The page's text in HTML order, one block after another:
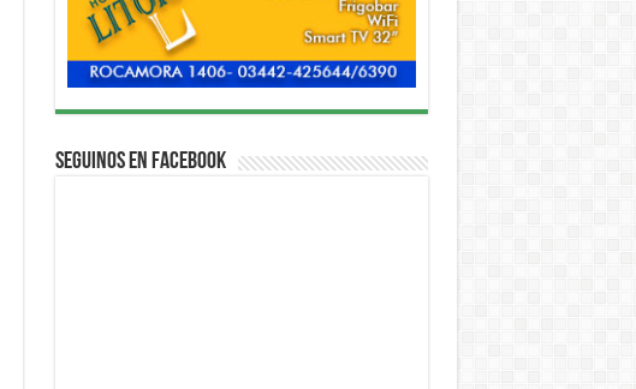
Seguinos en Facebook